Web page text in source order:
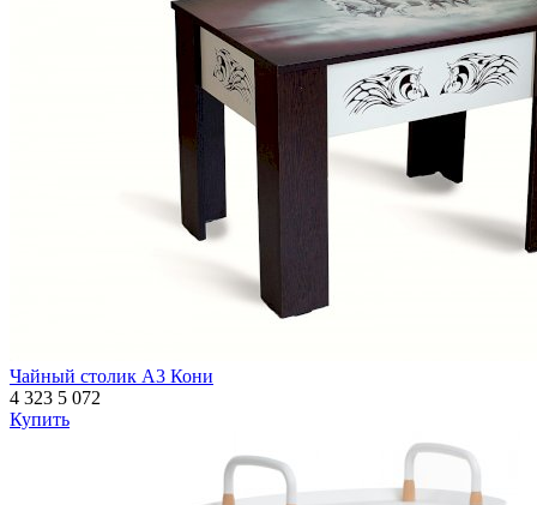
Чайный столик А3 Кони
4 323 5 072
Купить